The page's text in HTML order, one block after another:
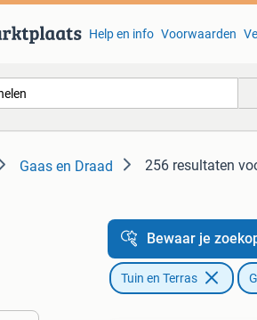
Help en info Voorwaarden
Gaas en Draad 256 resultaten
Bewaar je
Tuin en Terras